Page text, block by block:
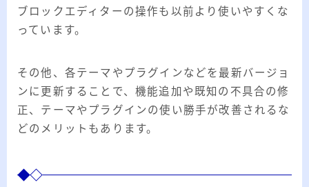
ブロックエディターの操作も以前より使いやすくな
っています。
その他、各テーマやプラグインなどを最新バージョ
ンに更新することで、機能追加や既知の不具合の修
正、テーマやプラグインの使い勝手が改善されるな
どのメリットもあります。